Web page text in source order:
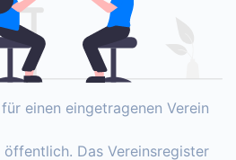
einen eingetragenen Verein
Das Vereinsregister